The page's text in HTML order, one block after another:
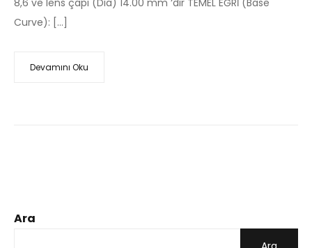
Ara
8,6 ve lens çapı (Dia) 14.00 mm ‘dir TEMEL EĞRİ (Base
Curve): […]
Devamını Oku